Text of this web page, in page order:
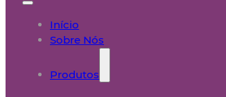
Início
Sobre Nós
Produtos